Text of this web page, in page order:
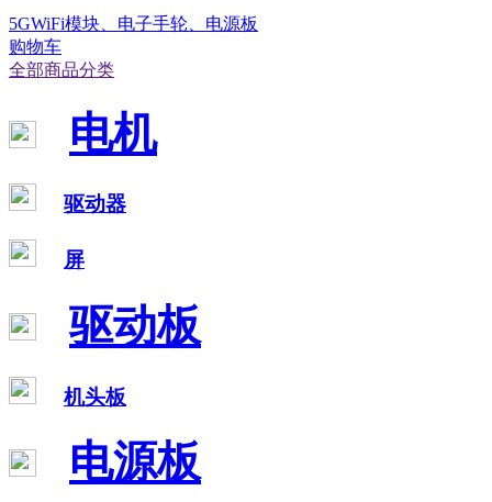
5GWiFi模块、电子手轮、电源板
购物车
全部商品分类
电机
驱动器
屏
驱动板
机头板
电源板